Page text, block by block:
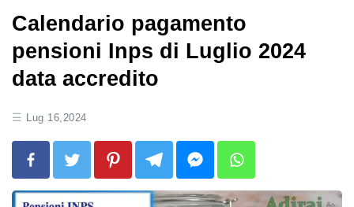
Calendario pagamento
pensioni Inps di Luglio 2024
data accredito
Lug 16,2024